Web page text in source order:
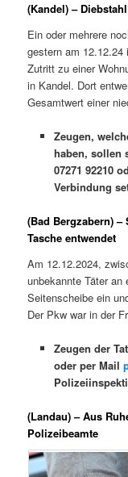
(Kandel) –
Ein oder mehrere
gestern am
Zutritt zu einer
in Kandel. Dort
Gesamtwert einer
Zeugen,
haben, sollen
07271 92210
Verbindung
(Bad Bergzabern)
Tasche entwendet
Am 12.12.2024,
unbekannte Täter
Seitenscheibe ein
Der Pkw war in der
Zeugen der
oder per Mail
(Landau) – Aus
Polizeibeamte